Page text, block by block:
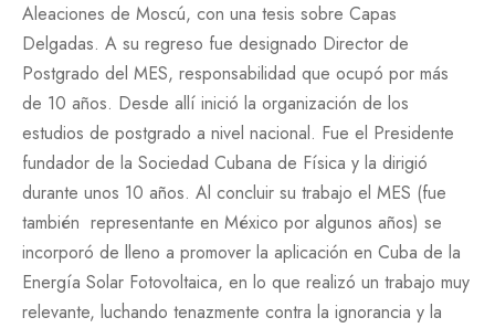
Aleaciones de Moscú, con una tesis sobre Capas
Delgadas. A su regreso fue designado Director de
Postgrado del MES, responsabilidad que ocupó por más
de 10 años. Desde allí inició la organización de los
estudios de postgrado a nivel nacional. Fue el Presidente
fundador de la Sociedad Cubana de Física y la dirigió
durante unos 10 años. Al concluir su trabajo el MES (fue
también representante en México por algunos años) se
incorporó de lleno a promover la aplicación en Cuba de la
Energía Solar Fotovoltaica, en lo que realizó un trabajo muy
relevante, luchando tenazmente contra la ignorancia y la